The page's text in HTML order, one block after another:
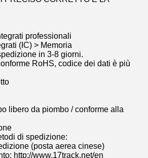
professionali
(IC) > Memoria
in 3-8 giorni.
RoHS, codice dei dati è più
libero da piombo / conforme alla
di spedizione:
(posta aerea cinese)
http://www.17track.net/en